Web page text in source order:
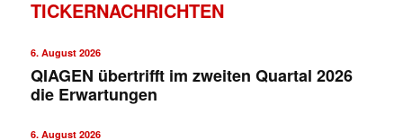
TICKERNACHRICHTEN
6. August 2026
QIAGEN übertrifft im zweiten Quartal 2026
die Erwartungen
6. August 2026